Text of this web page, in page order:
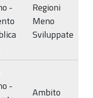
-
Regioni
Meno
Sviluppate
-
Ambito